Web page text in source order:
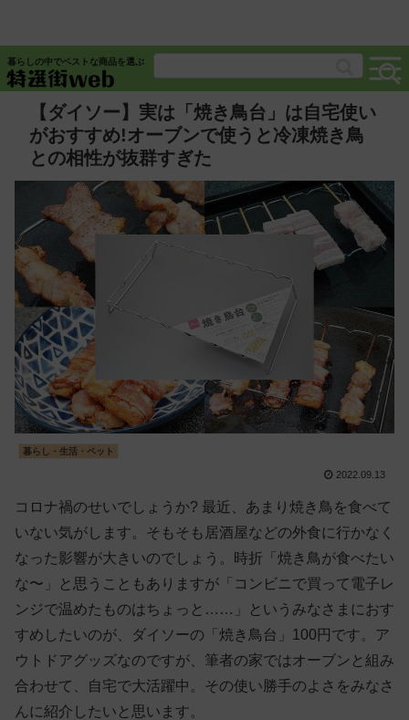
暮らしの中でベストな商品を選ぶ
【ダイソー】実は「焼き鳥台」は自宅使い
がおすすめ!オーブンで使うと冷凍焼き鳥
との相性が抜群すぎた
暮らし・生活・ペット
2022.09.13
コロナ禍のせいでしょうか? 最近、あまり焼き鳥を食べて
いない気がします。そもそも居酒屋などの外食に行かなく
なった影響が大きいのでしょう。時折「焼き鳥が食べたい
な〜」と思うこともありますが「コンビニで買って電子レ
ンジで温めたものはちょっと……」というみなさまにおす
すめしたいのが、ダイソーの「焼き鳥台」100円です。ア
ウトドアグッズなのですが、筆者の家ではオーブンと組み
合わせて、自宅で大活躍中。その使い勝手のよさをみなさ
んに紹介したいと思います。